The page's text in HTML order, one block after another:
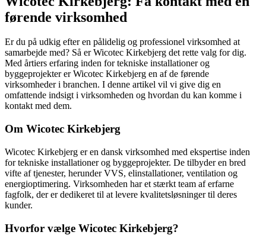
førende virksomhed
Er du på udkig efter en pålidelig og professionel virksomhed at
samarbejde med? Så er Wicotec Kirkebjerg det rette valg for dig.
Med årtiers erfaring inden for tekniske installationer og
byggeprojekter er Wicotec Kirkebjerg en af de førende
virksomheder i branchen. I denne artikel vil vi give dig en
omfattende indsigt i virksomheden og hvordan du kan komme i
kontakt med dem.
Om Wicotec Kirkebjerg
Wicotec Kirkebjerg er en dansk virksomhed med ekspertise inden
for tekniske installationer og byggeprojekter. De tilbyder en bred
vifte af tjenester, herunder VVS, elinstallationer, ventilation og
energioptimering. Virksomheden har et stærkt team af erfarne
fagfolk, der er dedikeret til at levere kvalitetsløsninger til deres
kunder.
Hvorfor vælge Wicotec Kirkebjerg?